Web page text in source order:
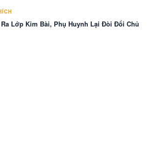
Ra Lớp Kim Bài, Phụ Huynh Lại Đòi Đổi Chủ